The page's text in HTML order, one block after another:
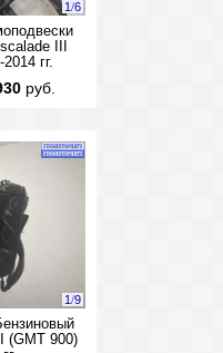
1/6
III
гг.
руб.
1/9
(GMT 900)